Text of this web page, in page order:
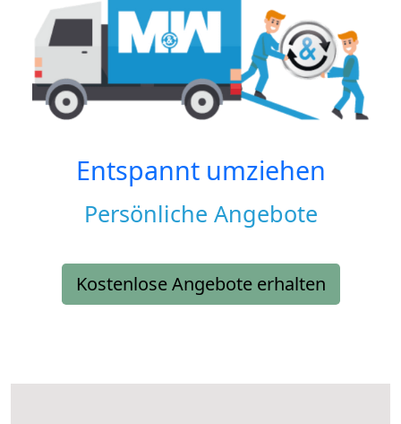
Entspannt umziehen
Persönliche Angebote
Kostenlose Angebote erhalten